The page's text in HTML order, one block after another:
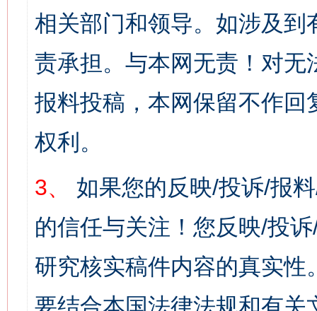
相关部门和领导。如涉及
责承担。与本网无责！对
报料投稿，本网保留不作
权利。
3、
如果您的反映/投诉/报
的信任与关注！您反映/投
研究核实稿件内容的真实